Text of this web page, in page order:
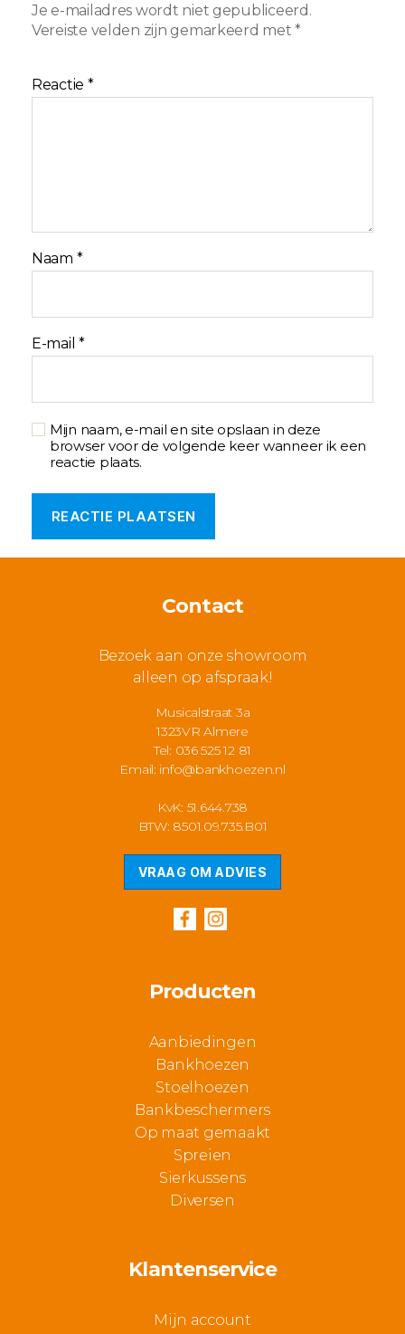
Je e-mailadres wordt niet gepubliceerd.
Vereiste velden zijn gemarkeerd met*
Reactie *
Naam *
E-mail*
Mijn naam, e-mail en site opslaan in deze
browser voor de volgende keer wanneer ik een
reactie plaats.
Contact
Bezoek aan onze showroom
alleen op afspraak!
Musicalstraat 3a
1323VR Almere
Tel: 036 525 12 81
Email: info@bankhoezen.nl
KvK: 51.644.738
BTW: 8501.09.735.B01
VRAAG OM ADVIES
Producten
Aanbiedingen
Bankhoezen
Stoelhoezen
Bankbeschermers
Op maat gemaakt
Spreien
Sierkussens
Diversen
Klantenservice
Mijn account